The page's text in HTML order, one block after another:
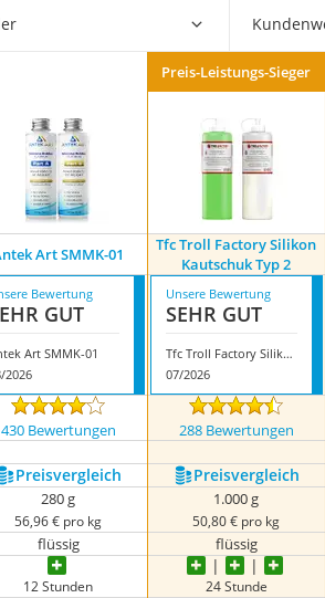
Maschine
Preis-Leistungs-Sieger
Art SMMK-01
Tfc Troll Factory Silikon
Kautschuk Typ 2
Bewertung
GUT
Art SMMK-01
2026
Unsere Bewertung
SEHR GUT
Tfc Troll Factory Silikon Kautschuk Typ 2
07/2026
430 Bewertungen 288 Bewertungen
Preis­vergleich Preis­vergleich
280 g
56,96 € pro kg
1.000 g
50,80 € pro kg
flüssig flüssig
12 Stunden 24 Stunde